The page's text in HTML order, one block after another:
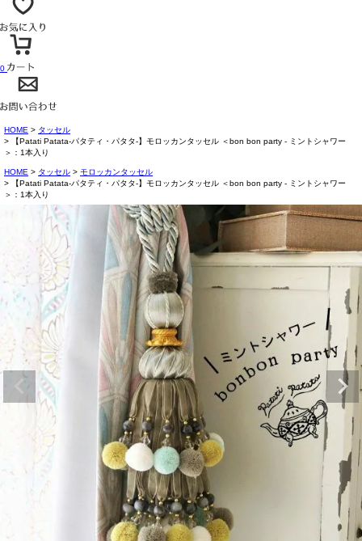
0
HOME
タッセル
【Patati Patata-パタティ・パタタ-】モロッカンタッセル ＜bon bon party - ミントシャワー
＞：1本入り
HOME タッセル
モロッカンタッセル
【Patati Patata-パタティ・パタタ-】モロッカンタッセル ＜bon bon party - ミントシャワー
＞：1本入り